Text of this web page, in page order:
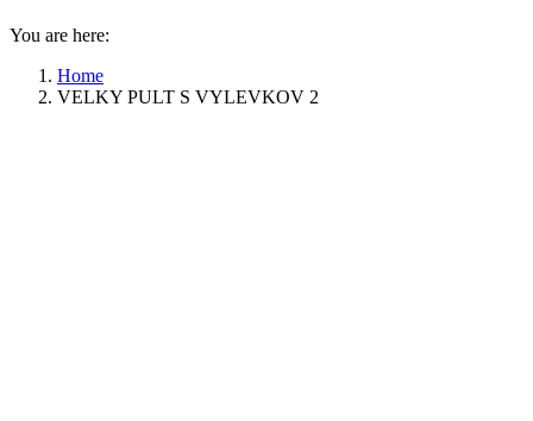
You are here:
Home
VELKY PULT S VYLEVKOV 2